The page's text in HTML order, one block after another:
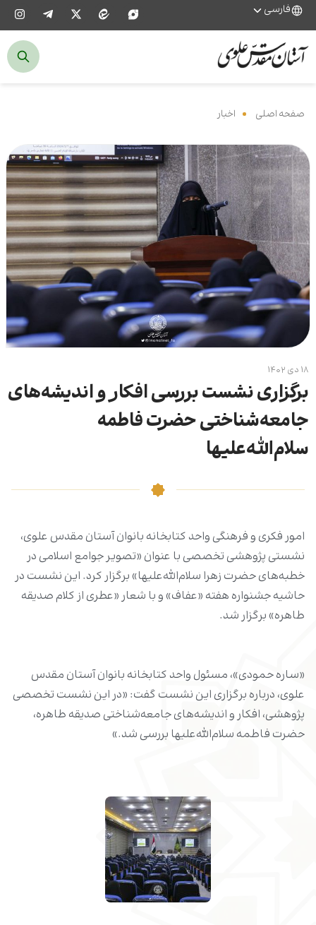
فارسی
صفحه اصلی اخبار
۱۸ دی ۱۴۰۲
برگزاری نشست بررسی افکار و اندیشه‌های
جامعه‌شناختی حضرت فاطمه
سلام‌الله‌علیها
امور فکری و فرهنگی واحد کتابخانه بانوان آستان مقدس علوی،
نشستی پژوهشی تخصصی با عنوان «تصویر جوامع اسلامی در
خطبه‌های حضرت زهرا سلام‌الله‌علیها» برگزار کرد. این نشست در
حاشیه جشنواره هفته «عفاف» و با شعار «عطری از کلام صدیقه
طاهره» برگزار شد.
«ساره حمودی»، مسئول واحد کتابخانه بانوان آستان مقدس
علوی، درباره برگزاری این نشست گفت: «در این نشست تخصصی
پژوهشی، افکار و اندیشه‌های جامعه‌شناختی صدیقه طاهره،
حضرت فاطمه سلام‌الله‌علیها بررسی شد.»